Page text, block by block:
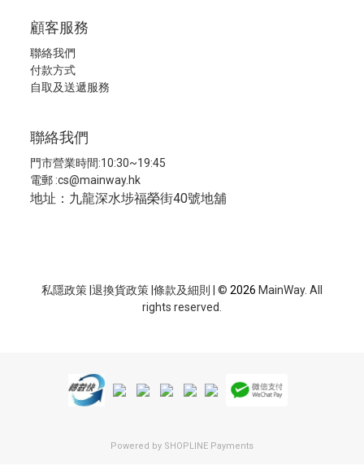
顧客服務
聯絡我們
付款方式
自取及送遞服務
聯絡我們
門市營業時間:10:30~19:45
電郵 :cs@mainway.hk
地址：九龍深水埗福榮街40號地舖
私隱政策 退換貨政策 條款及細則 | © 2026 MainWay. All
rights reserved.
Powered by SHOPLINE Payments